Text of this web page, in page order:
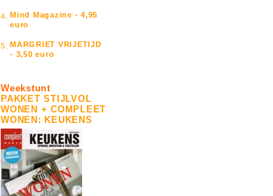
4. Mind Magazine - 4,95
euro
5. MARGRIET VRIJETIJD
- 3,50 euro
Weekstunt
PAKKET STIJLVOL
WONEN + COMPLEET
WONEN: KEUKENS